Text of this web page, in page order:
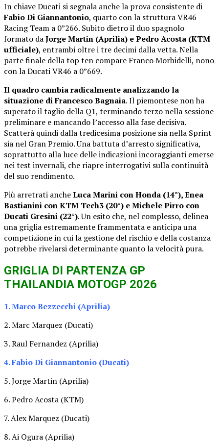
In chiave Ducati si segnala anche la prova consistente di
Fabio Di Giannantonio, quarto con la struttura VR46
Racing Team a 0”266. Subito dietro il duo spagnolo
formato daJorge Martin (Aprilia) e Pedro Acosta (KTM
ufficiale), entrambi oltre i tre decimi dalla vetta. Nella
parte finale della top ten compare Franco Morbidelli, nono
con la Ducati VR46 a 0”669.
Il quadro cambia radicalmente analizzando la
situazione di Francesco Bagnaia. Il piemontese non ha
superato il taglio della Q1, terminando terzo nella sessione
preliminare e mancando l’accesso alla fase decisiva.
Scatterà quindi dalla tredicesima posizione sia nella Sprint
sia nel Gran Premio. Una battuta d’arresto significativa,
soprattutto alla luce delle indicazioni incoraggianti emerse
nei test invernali, che riapre interrogativi sulla continuità
del suo rendimento.
Più arretrati ancheLuca Marini con Honda (14°), Enea
Bastianini con KTM Tech3 (20°) e Michele Pirro con
Ducati Gresini (22°). Un esito che, nel complesso, delinea
una griglia estremamente frammentata e anticipa una
competizione in cui la gestione del rischio e della costanza
potrebbe rivelarsi determinante quanto la velocità pura.
GRIGLIA DI PARTENZA GP
THAILANDIA MOTOGP 2026
1. Marco Bezzecchi (Aprilia)
2. Marc Marquez (Ducati)
3. Raul Fernandez (Aprilia)
4. Fabio Di Giannantonio (Ducati)
5. Jorge Martin (Aprilia)
6. Pedro Acosta (KTM)
7. Alex Marquez (Ducati)
8. Ai Ogura (Aprilia)